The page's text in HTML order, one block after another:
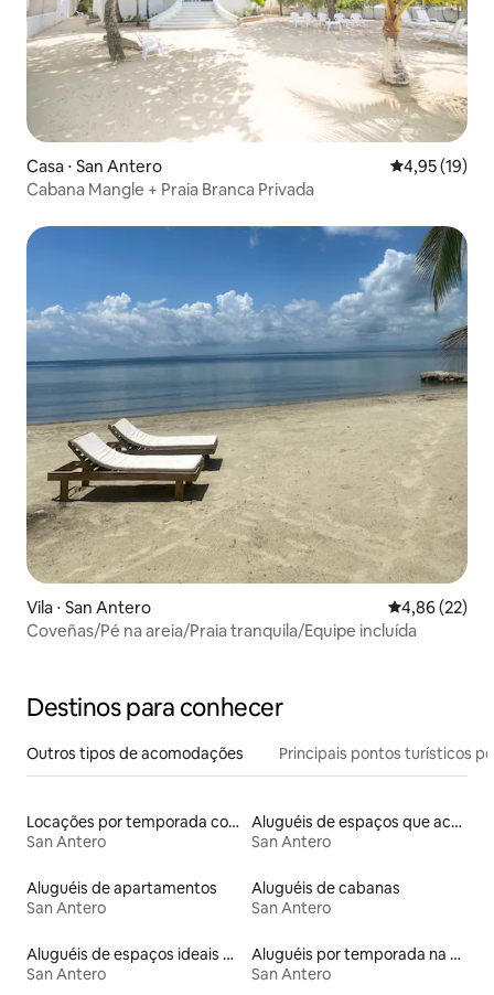
Casa ⋅ San Antero 4,95 de uma
4,95 (19)
Cabana Mangle + Praia Branca Privada
Vila ⋅ San Antero 4,86 de uma
4,86 (22)
Coveñas/Pé na areia/Praia tranquila/Equipe incluída
Destinos para conhecer
Outros tipos de acomodações Principais pontos turísticos
Locações por temporada com piscina
San Antero
Aluguéis de espaços que aceitam animais de estimação
San Antero
Aluguéis de apartamentos
San Antero
Aluguéis de cabanas
San Antero
Aluguéis de espaços ideais para famílias
San Antero
Aluguéis por temporada na orla
San Antero